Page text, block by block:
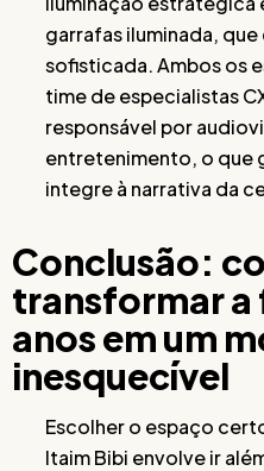
garrafas iluminada,
sofisticada. Ambos os
time de especialistas
responsável por
entretenimento, o que
integre à narrativa da
Conclusão:
transformar a
anos em um
inesquecível
Escolher o espaço
Itaim Bibi envolve ir